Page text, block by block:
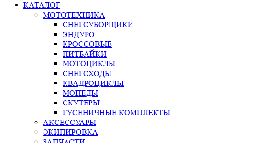
КАТАЛОГ
МОТОТЕХНИКА
СНЕГОУБОРЩИКИ
ЭНДУРО
КРОССОВЫЕ
ПИТБАЙКИ
МОТОЦИКЛЫ
СНЕГОХОДЫ
КВАДРОЦИКЛЫ
МОПЕДЫ
СКУТЕРЫ
ГУСЕНИЧНЫЕ КОМПЛЕКТЫ
АКСЕССУАРЫ
ЭКИПИРОВКА